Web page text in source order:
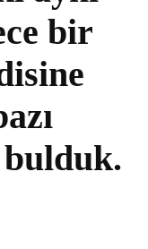
bir